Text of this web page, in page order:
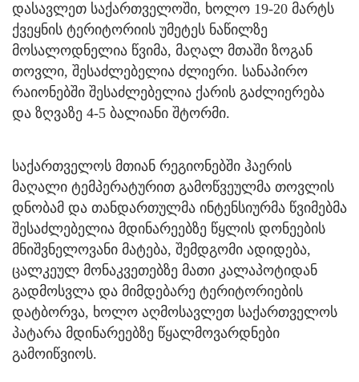
დასავლეთ საქართველოში, ხოლო 19-20 მარტს
ქვეყნის ტერიტორიის უმეტეს ნაწილზე
მოსალოდნელია წვიმა, მაღალ მთაში ზოგან
თოვლი, შესაძლებელია ძლიერი. სანაპირო
რაიონებში შესაძლებელია ქარის გაძლიერება
და ზღვაზე 4-5 ბალიანი შტორმი.
საქართველოს მთიან რეგიონებში ჰაერის
მაღალი ტემპერატურით გამოწვეულმა თოვლის
დნობამ და თანდართულმა ინტენსიურმა წვიმებმა
შესაძლებელია მდინარეებზე წყლის დონეების
მნიშვნელოვანი მატება, შემდგომი ადიდება,
ცალკეულ მონაკვეთებზე მათი კალაპოტიდან
გადმოსვლა და მიმდებარე ტერიტორიების
დატბორვა, ხოლო აღმოსავლეთ საქართველოს
პატარა მდინარეებზე წყალმოვარდნები
გამოიწვიოს.